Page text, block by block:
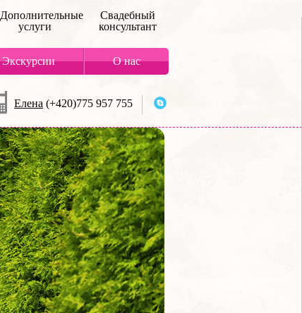
Дополнительные
услуги
Свадебный
консультант
Экскурсии О нас
Елена (+420)775 957 755